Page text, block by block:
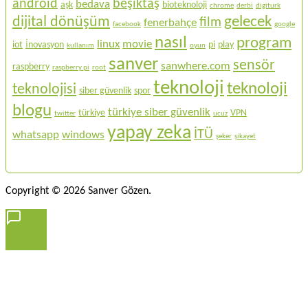
android aşk bedava beşiktaş bioteknoloji chrome derbi digiturk
dijital dönüşüm facebook fenerbahçe film gelecek google
iot i̇novasyon kullanım linux movie nasıl oyun pi play program
raspberry raspberry pi root sanver sanwhere.com sensör
teknolojisi siber güvenlik spor teknoloji teknoloji
blogu twitter türkiye türkiye siber güvenlik ucuz VPN
whatsapp windows yapay zeka İTÜ şeker şikayet
Copyright © 2026 Sanver Gözen.